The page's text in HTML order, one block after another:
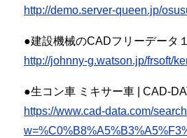
http://demo.server-queen.jp/
●建設機械のCADフリーデータ
http://johnny-g.watson.jp/frsoft/
●生コン車 ミキサー車 | CAD-
https://www.cad-data.com/